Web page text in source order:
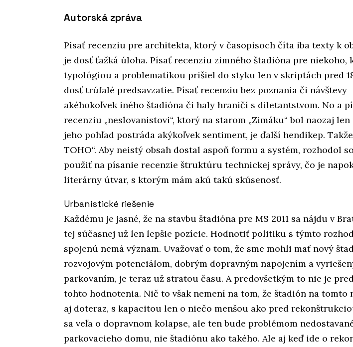
Autorská zpráva
Písať recenziu pre architekta, ktorý v časopisoch číta iba texty k
je dosť ťažká úloha. Písať recenziu zimného štadióna pre niekoho,
typológiou a problematikou prišiel do styku len v skriptách pred
dosť trúfalé predsavzatie. Písať recenziu bez poznania či návštevy
akéhokoľvek iného štadióna či haly hraničí s diletantstvom. No a
recenziu „neslovanistovi“, ktorý na starom „Zimáku“ bol naozaj
jeho pohľad postráda akýkoľvek sentiment, je ďalší hendikep.
TOHO“. Aby neistý obsah dostal aspoň formu a systém, rozhodol
použiť na písanie recenzie štruktúru technickej správy, čo je
literárny útvar, s ktorým mám akú takú skúsenosť.
Urbanistické riešenie
Každému je jasné, že na stavbu štadióna pre MS 2011 sa nájdu v
tej súčasnej už len lepšie pozície. Hodnotiť politiku s týmto
spojenú nemá význam. Uvažovať o tom, že sme mohli mať nový
rozvojovým potenciálom, dobrým dopravným napojením a
parkovaním, je teraz už stratou času. A predovšetkým to nie je
tohto hodnotenia. Nič to však nemení na tom, že štadión na tomto
aj doteraz, s kapacitou len o niečo menšou ako pred
sa veľa o dopravnom kolapse, ale ten bude problémom
parkovacieho domu, nie štadiónu ako takého. Ale aj keď ide o